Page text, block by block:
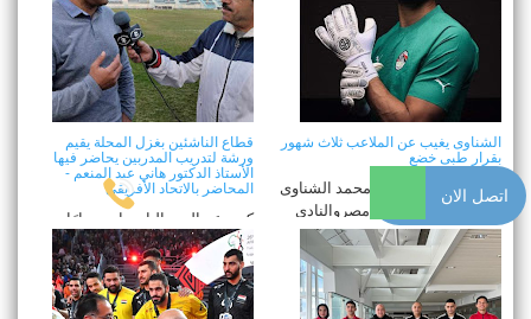
الشناوى يغيب عن الملاعب ثلاث شهور
بقرار طبى خضع
كتب عبدالنبى النادى محمد الشناوى
حارس مرمى منتخب مصروالنادى
الأهلى&nb ...
قطاع الناشئين بغزل المحلة يقيم
ورشة لتدريب المدربين يحاضر فيها
الأستاذ الدكتور هاني عبد المنعم -
المحاضر بالاتحاد الأفريقى
كتب عبدالنبى النادى استمرارًا
لإستراتيجية مجلس إداىرة شركة
غزل المحلة ...
اتصل الان